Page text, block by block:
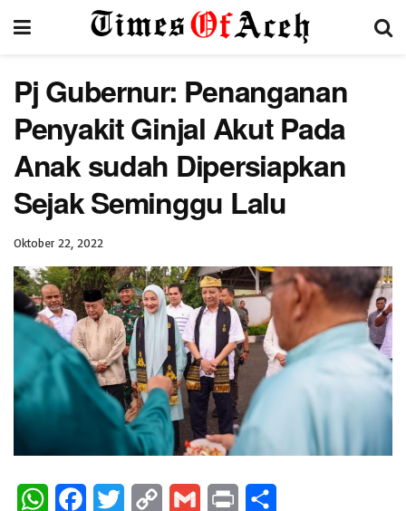
Pj Gubernur: Penanganan
Penyakit Ginjal Akut Pada
Anak sudah Dipersiapkan
Sejak Seminggu Lalu
Oktober 22, 2022
W